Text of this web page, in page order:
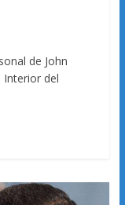
de John
Interior del